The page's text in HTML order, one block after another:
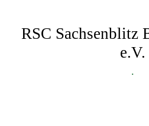
RSC Sachsenblitz
e.V.
.